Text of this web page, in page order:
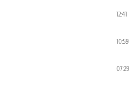
12:41
10:59
07:29